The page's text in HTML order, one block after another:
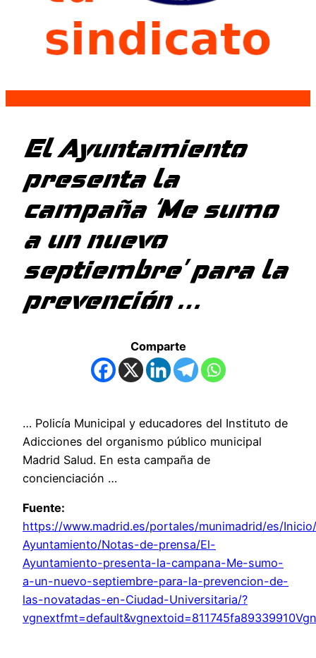
El Ayuntamiento
presenta la
campaña ‘Me sumo
a un nuevo
septiembre’ para la
prevención …
Comparte
… Policía Municipal y educadores del Instituto de
Adicciones del organismo público municipal
Madrid Salud. En esta campaña de
concienciación …
Fuente:
https://www.madrid.es/portales/munimadrid/es/
Ayuntamiento/Notas-de-prensa/El-
Ayuntamiento-presenta-la-campana-Me-sumo-
a-un-nuevo-septiembre-para-la-prevencion-de-
las-novatadas-en-Ciudad-Universitaria/?